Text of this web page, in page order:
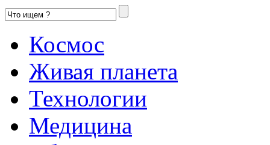
Космос
Живая планета
Технологии
Медицина